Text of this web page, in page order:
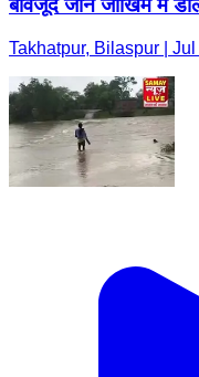
बावजूद जान जोखिम में
Takhatpur, Bilaspur |